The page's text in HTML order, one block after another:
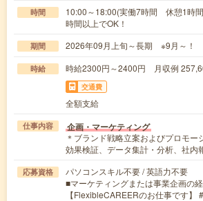
時間
10:00～18:00(実働7時間 休憩1時
時間以上でOK！
期間 2026年09月上旬～長期 ※9月～！
時給 時給2300円～2400円 月収例
交通費
全額支給
仕事内容 企画・マーケティング
＊ブランド戦略立案およびプロモー
効果検証、データ集計・分析、社
応募資格
パソコンスキル不要 / 英語力不要
■マーケティングまたは事業企画の
【FlexibleCAREERのお仕事です